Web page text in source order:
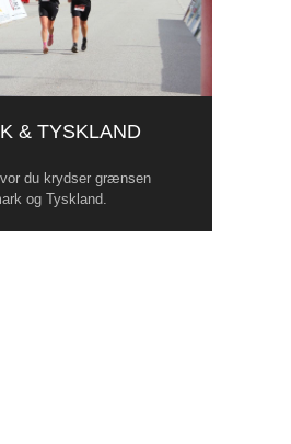
& TYSKLAND
du krydser grænsen
og Tyskland.